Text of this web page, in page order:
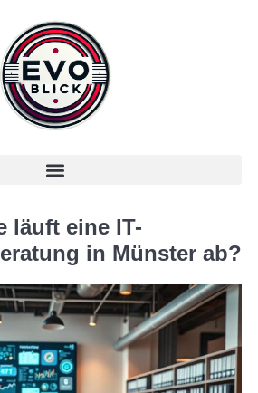
läuft eine IT-
in Münster ab?